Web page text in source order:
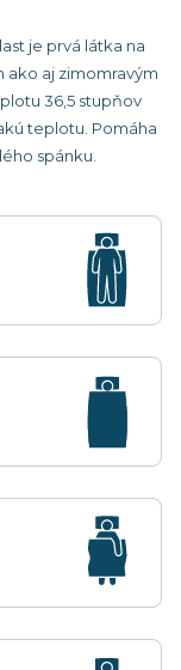
je prvá látka na
ako aj zimomravým
36,5 stupňov
teplotu. Pomáha
spánku.